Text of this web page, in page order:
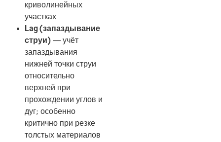
криволинейных
участках
Lag (запаздывание
струи) — учёт
запаздывания
нижней точки струи
относительно
верхней при
прохождении углов и
дуг; особенно
критично при резке
толстых материалов